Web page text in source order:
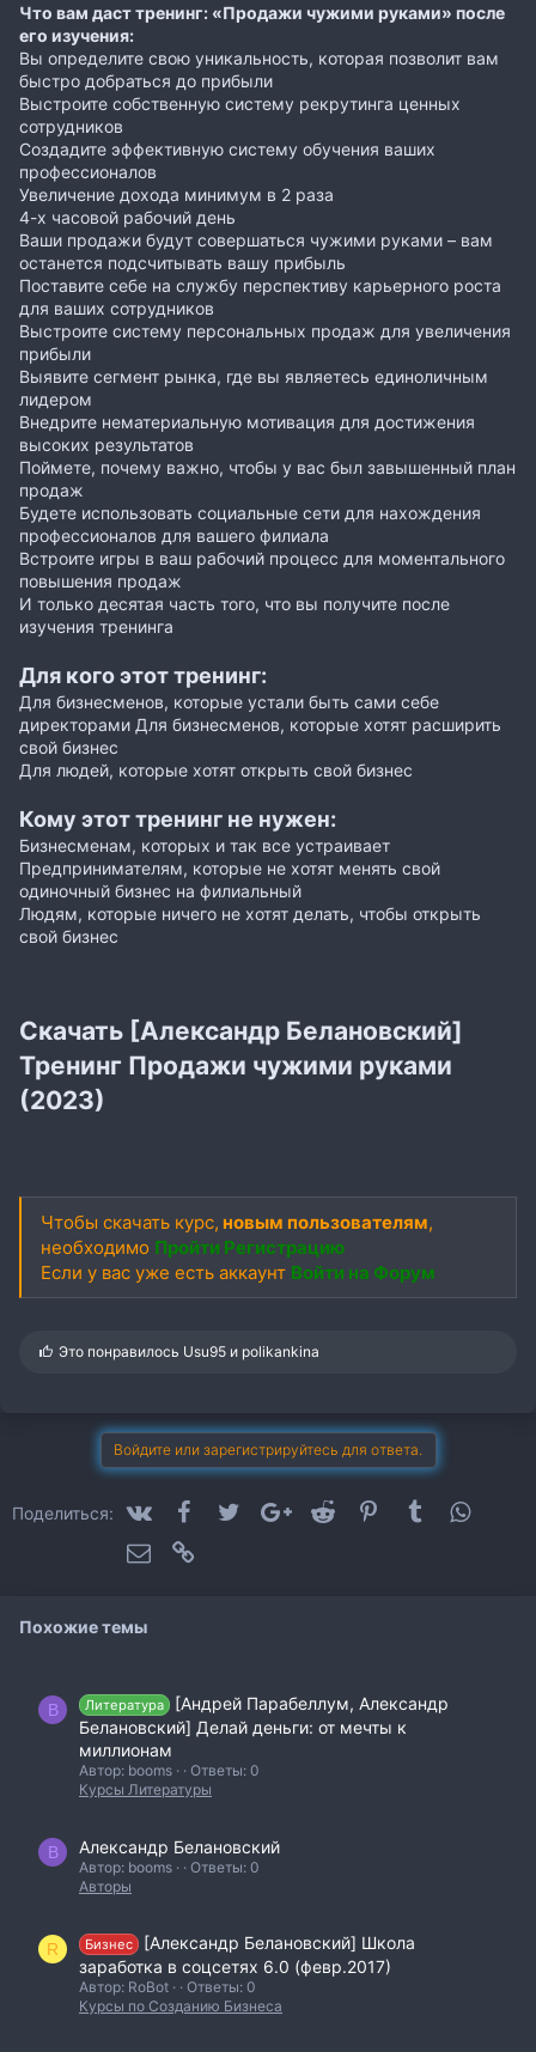
Что вам даст тренинг: «Продажи чужими руками» после
его изучения:
Вы определите свою уникальность, которая позволит вам
быстро добраться до прибыли
Выстроите собственную систему рекрутинга ценных
сотрудников
Создадите эффективную систему обучения ваших
профессионалов
Увеличение дохода минимум в 2 раза
4-х часовой рабочий день
Ваши продажи будут совершаться чужими руками – вам
останется подсчитывать вашу прибыль
Поставите себе на службу перспективу карьерного роста
для ваших сотрудников
Выстроите систему персональных продаж для увеличения
прибыли
Выявите сегмент рынка, где вы являетесь единоличным
лидером
Внедрите нематериальную мотивация для достижения
высоких результатов
Поймете, почему важно, чтобы у вас был завышенный план
продаж
Будете использовать социальные сети для нахождения
профессионалов для вашего филиала
Встроите игры в ваш рабочий процесс для моментального
повышения продаж
И только десятая часть того, что вы получите после
изучения тренинга
Для кого этот тренинг:
Для бизнесменов, которые устали быть сами себе
директорами Для бизнесменов, которые хотят расширить
свой бизнес
Для людей, которые хотят открыть свой бизнес
Кому этот тренинг не нужен:
Бизнесменам, которых и так все устраивает
Предпринимателям, которые не хотят менять свой
одиночный бизнес на филиальный
Людям, которые ничего не хотят делать, чтобы открыть
свой бизнес
Скачать [Александр Белановский]
Тренинг Продажи чужими руками
(2023)
Чтобы скачать курс, новым пользователям,
необходимо Пройти Регистрацию
Если у вас уже есть аккаунт Войти на Форум
С
Это понравилось Usu95 и polikankina
Войдите или зарегистрируйтесь для ответа.
Поделиться: VK FacebookTwitterGoogle+Reddit PinterestTumblr
Электронная почта
Похожие темы
B Литература
[Андрей Парабеллум, Александр
Белановский] Делай деньги: от мечты к
миллионам
Автор: booms
Ответы: 0
Курсы Литературы
B Александр Белановский
Автор: booms
Ответы: 0
Авторы
R Бизнес
[Александр Белановский] Школа
заработка в соцсетях 6.0 (февр.2017)
Автор: RoBot
Ответы: 0
Курсы по Созданию Бизнеса